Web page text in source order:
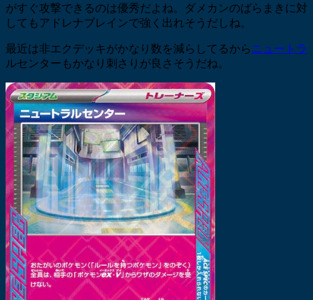
がすぐ攻撃できるのは優秀だよね。ダメカンのばらまきに対
してもアドレナブレインで強く出れそうだしね。
最近は非エクデッキがかなり数を減らしてるからニュートラ
ルセンターもかなり刺さりが良さそうだね。